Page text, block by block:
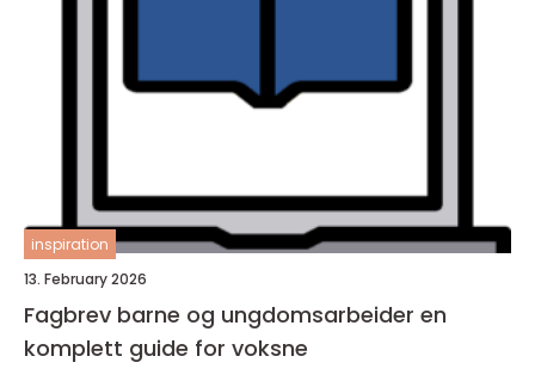
inspiration
13. February 2026
Fagbrev barne og ungdomsarbeider en
komplett guide for voksne